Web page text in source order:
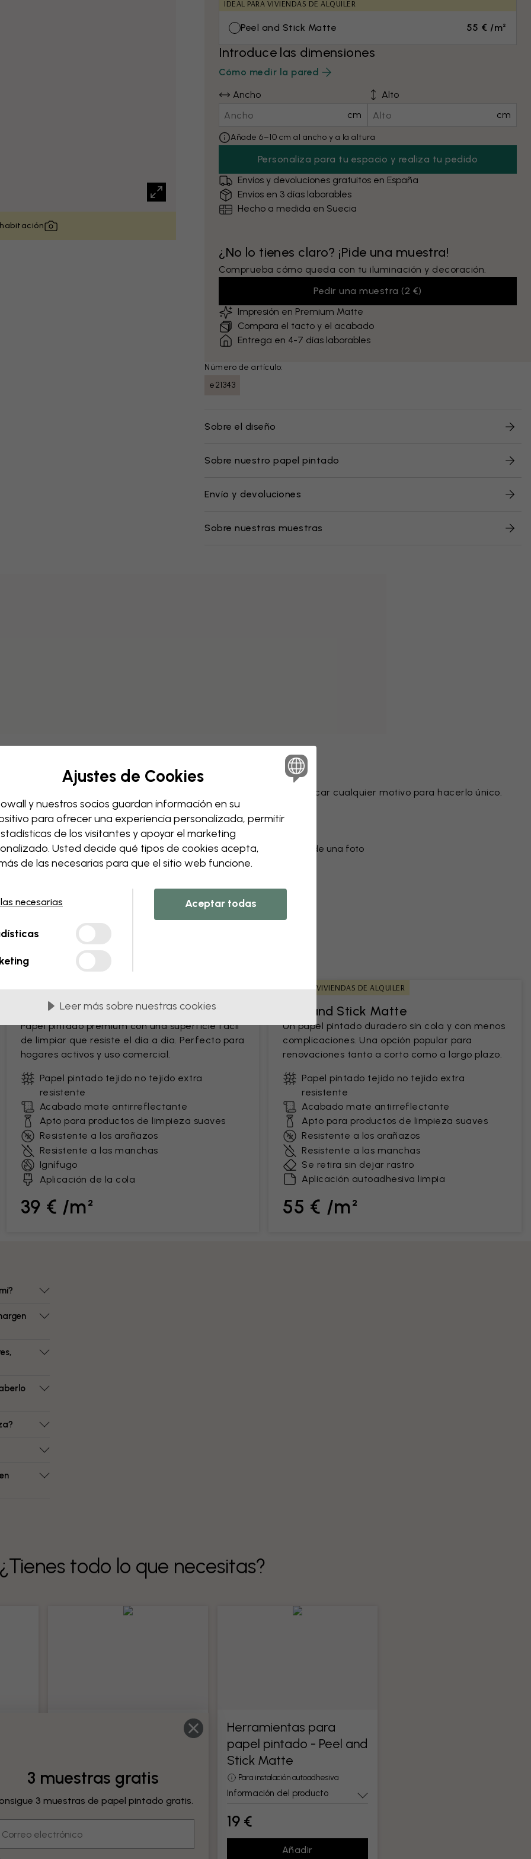
IDEAL PARA VIVIENDAS DE ALQUILER
Peel and Stick Matte 55 € /m²
Introduce las dimensiones
Cómo medir la pared
Ancho
cm
Alto
cm
Añade 6–10 cm al ancho y a la altura
Personaliza para tu espacio y realiza tu pedido
Envíos y devoluciones gratuitos en España
Envíos en 3 días laborables
Hecho a medida en Suecia
¿No lo tienes claro? ¡Pide una muestra!
Comprueba cómo queda con tu iluminación y decoración.
Pedir una muestra (2 €)
Impresión en Premium Matte
Compara el tacto y el acabado
Entrega en 4-7 días laborables
Número de artículo:
e21343
Sobre el diseño
Sobre nuestro papel pintado
Envío y devoluciones
Sobre nuestras muestras
Modifica tu papel pintado
Nuestro equipo de diseño puede modificar cualquier motivo para hacerlo único.
Cambia el tamaño o los colores
Añade o elimina un elemento
Personaliza un detalle
Crea tu propio papel pintado a partir de una foto
Solicita tus cambios
PVC Suministrados en paneles de 45 cm
MÁS POPULARES
Premium Matte
Papel pintado premium con una superficie fácil
de limpiar que resiste el día a día. Perfecto para
hogares activos y uso comercial.
Papel pintado tejido no tejido extra
resistente
Acabado mate antirreflectante
Apto para productos de limpieza suaves
Resistente a los arañazos
Resistente a las manchas
Ignífugo
Aplicación de la cola
39 € /m²
IDEAL PARA VIVIENDAS DE ALQUILER
Peel and Stick Matte
Un papel pintado duradero sin cola y con menos
complicaciones. Una opción popular para
renovaciones tanto a corto como a largo plazo.
Papel pintado tejido no tejido extra
resistente
Acabado mate antirreflectante
Apto para productos de limpieza suaves
Resistente a los arañazos
Resistente a las manchas
Se retira sin dejar rastro
Aplicación autoadhesiva limpia
55 € /m²
¿Tienes todo lo que necesitas?
su
pintado
Información del producto
19 €
Herramientas para
papel pintado - Peel and
Stick Matte
Para instalación autoadhesiva
Información del producto
19 €
Añadir
3 muestras gratis
3 muestras de papel pintado gratis.
Ajustes de Cookies
y nuestros socios guardan información en su
para ofrecer una experiencia personalizada, permitir
de los visitantes y apoyar el marketing
Usted decide qué tipos de cookies acepta,
de las necesarias para que el sitio web funcione.
necesarias Aceptar todas
Leer más sobre nuestras cookies